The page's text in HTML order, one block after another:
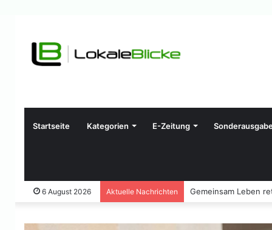
Startseite Kategorien E-Zeitung
6 August 2026 Aktuelle Nachrichten Gemeinsam Leben